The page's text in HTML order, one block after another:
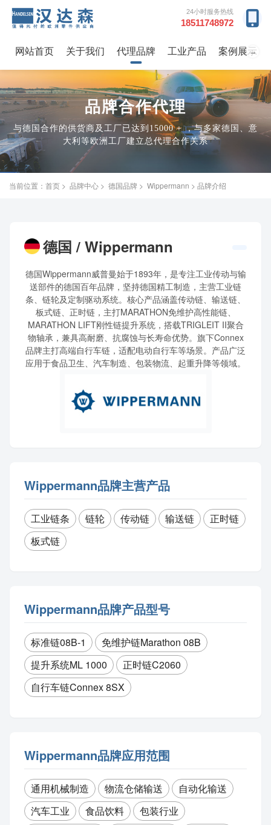
24小时服务热线
18511748972
→
网站首页 关于我们 代理品牌 工业产品 案例展示
品牌合作代理
与德国合作的供货商及工厂已达到15000 + ，与多家德国、意
大利等欧洲工厂建立总代理合作关系
当前位置： 首页 > 品牌中心 > 德国品牌 > Wippermann > 品牌介绍
德国 / Wippermann
德国Wippermann威普曼始于1893年，是专注工业传动与输
送部件的德国百年品牌，坚持德国精工制造，主营工业链
条、链轮及定制驱动系统。核心产品涵盖传动链、输送链、
板式链、正时链，主打MARATHON免维护高性能链、
MARATHON LIFT刚性链提升系统，搭载TRIGLEIT II聚合
物轴承，兼具高耐磨、抗腐蚀与长寿命优势。旗下Connex
品牌主打高端自行车链，适配电动自行车等场景。产品广泛
应用于食品卫生、汽车制造、包装物流、起重升降等领域。
Wippermann品牌主营产品
工业链条 链轮 传动链 输送链
正时链
板式链
Wippermann品牌产品型号
标准链08B-1
免维护链Marathon 08B
提升系统ML 1000
正时链C2060
自行车链Connex 8SX
Wippermann品牌应用范围
通用机械制造 物流仓储输送
自动化输送
汽车工业
食品饮料
包装行业